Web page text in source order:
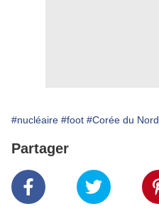
#nucléaire #foot #Corée du Nord
Partager